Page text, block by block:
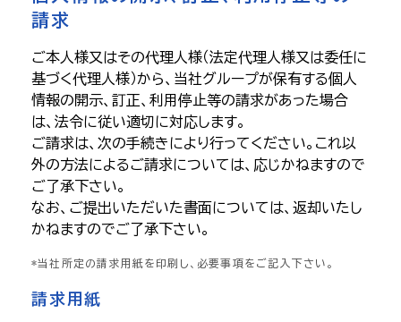
請求
ご本人様又はその代理人様（法定代理人様又は委任に
基づく代理人様）から、当社グループが保有する個人
情報の開示、訂正、利用停止等の請求があった場合
は、法令に従い適切に対応します。
ご請求は、次の手続きにより行ってください。これ以
外の方法によるご請求については、応じかねますので
ご了承下さい。
なお、ご提出いただいた書面については、返却いたし
かねますのでご了承下さい。
当社所定の請求用紙を印刷し、必要事項をご記入下さい。
請求用紙